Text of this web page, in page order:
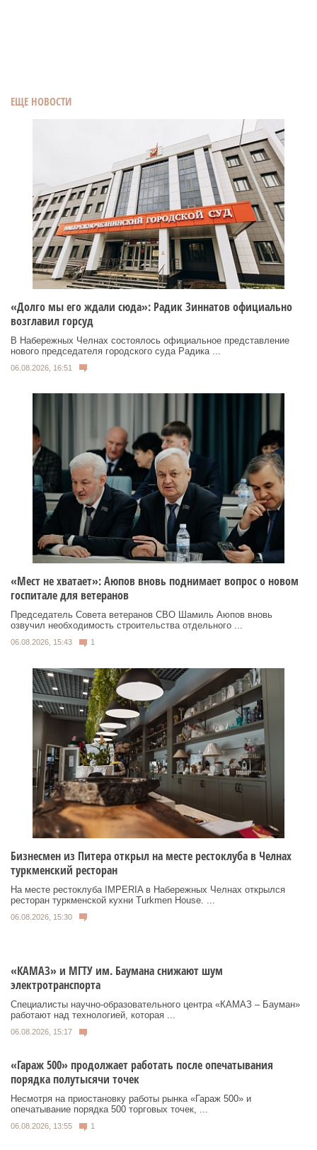
ЕЩЕ НОВОСТИ
«Долго мы его ждали сюда»: Радик Зиннатов официально
возглавил горсуд
В Набережных Челнах состоялось официальное представление
нового председателя городского суда Радика ...
06.08.2026, 16:51
«Мест не хватает»: Аюпов вновь поднимает вопрос о новом
госпитале для ветеранов
Председатель Совета ветеранов СВО Шамиль Аюпов вновь
озвучил необходимость строительства отдельного ...
06.08.2026, 15:43 1
Бизнесмен из Питера открыл на месте рестоклуба в Челнах
туркменский ресторан
На месте рестоклуба IMPERIA в Набережных Челнах открылся
ресторан туркменской кухни Turkmen House. ...
06.08.2026, 15:30
«КАМАЗ» и МГТУ им. Баумана снижают шум
электротранспорта
Специалисты научно-образовательного центра «КАМАЗ – Бауман»
работают над технологией, которая ...
06.08.2026, 15:17
«Гараж 500» продолжает работать после опечатывания
порядка полутысячи точек
Несмотря на приостановку работы рынка «Гараж 500» и
опечатывание порядка 500 торговых точек, ...
06.08.2026, 13:55 1